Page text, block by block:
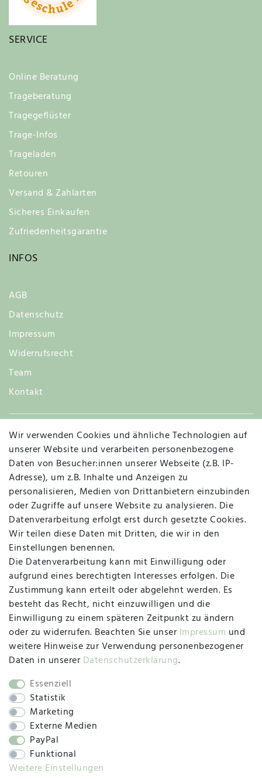
SERVICE
Online Beratung
Trageberatung
Tragegeflüster
Trage-Infos
Trageladen
Retouren
Versand & Zahlarten
Sicheres Einkaufen
Zufriedenheitsgarantie
INFOS
AGB
Datenschutz
Impressum
Widerrufsrecht
Team
Kontakt
Widerruf
Vertrag widerrufen Kontakt
MAPALI VOR ORT
Herzogstraße 10
47533 Kleve
Montag, Dienstag, Donnerstag, Freitag
09:00 Uhr bis 13:00 Uhr
Mittwoch
09:00 Uhr bis 12:00 Uhr
SOCIAL
Wir verwenden Cookies und ähnliche Technologien auf
unserer Website und verarbeiten personenbezogene
Daten von Besucher:innen unserer Webseite (z.B. IP-
Adresse), um z.B. Inhalte und Anzeigen zu
personalisieren, Medien von Drittanbietern einzubinden
oder Zugriffe auf unsere Website zu analysieren. Die
Datenverarbeitung erfolgt erst durch gesetzte Cookies.
Wir teilen diese Daten mit Dritten, die wir in den
Einstellungen benennen.
Die Datenverarbeitung kann mit Einwilligung oder
aufgrund eines berechtigten Interesses erfolgen. Die
Zustimmung kann erteilt oder abgelehnt werden. Es
besteht das Recht, nicht einzuwilligen und die
Einwilligung zu einem späteren Zeitpunkt zu ändern
oder zu widerrufen. Beachten Sie unser Impressum und
weitere Hinweise zur Verwendung personenbezogener
Daten in unserer Daten­schutz­erklärung.
Essenziell
Statistik
Marketing
Externe Medien
PayPal
Funktional
Weitere Einstellungen